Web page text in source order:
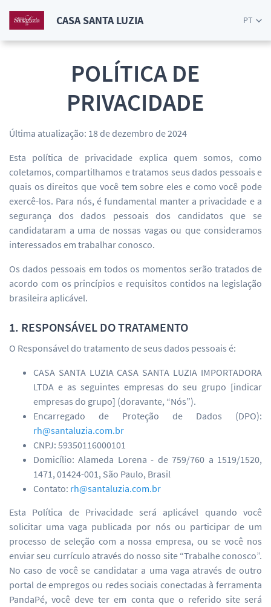
CASA SANTA LUZIA PT
POLÍTICA DE
PRIVACIDADE
Última atualização: 18 de dezembro de 2024
Esta política de privacidade explica quem somos, como
coletamos, compartilhamos e tratamos seus dados pessoais e
quais os direitos que você tem sobre eles e como você pode
exercê-los. Para nós, é fundamental manter a privacidade e a
segurança dos dados pessoais dos candidatos que se
candidataram a uma de nossas vagas ou que consideramos
interessados em trabalhar conosco.
Os dados pessoais em todos os momentos serão tratados de
acordo com os princípios e requisitos contidos na legislação
brasileira aplicável.
1. RESPONSÁVEL DO TRATAMENTO
O Responsável do tratamento de seus dados pessoais é:
CASA SANTA LUZIA CASA SANTA LUZIA IMPORTADORA
LTDA e as seguintes empresas do seu grupo [indicar
empresas do grupo] (doravante, “Nós”).
Encarregado de Proteção de Dados (DPO):
rh@santaluzia.com.br
CNPJ: 59350116000101
Domicílio: Alameda Lorena - de 759/760 a 1519/1520,
1471, 01424-001, São Paulo, Brasil
Contato: rh@santaluzia.com.br
Esta Política de Privacidade será aplicável quando você
solicitar uma vaga publicada por nós ou participar de um
processo de seleção com a nossa empresa, ou se você nos
enviar seu currículo através do nosso site “Trabalhe conosco”.
No caso de você se candidatar a uma vaga através de outro
portal de empregos ou redes sociais conectadas à ferramenta
PandaPé, você deve ter em conta que o referido site será